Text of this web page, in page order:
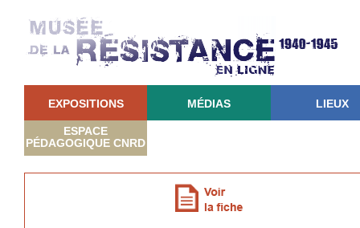
EXPOSITIONS MÉDIAS LIEUX
ESPACE
PÉDAGOGIQUE CNRD